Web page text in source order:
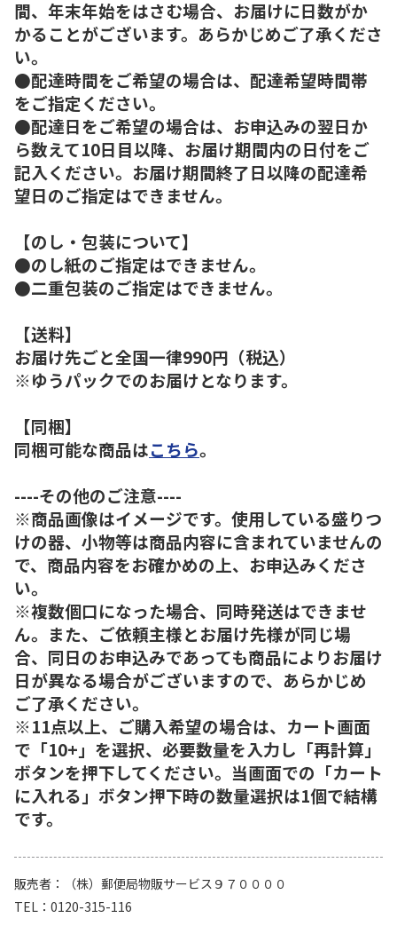
間、年末年始をはさむ場合、お届けに日数がか
かることがございます。あらかじめご了承くださ
い。
●配達時間をご希望の場合は、配達希望時間帯
をご指定ください。
●配達日をご希望の場合は、お申込みの翌日か
ら数えて10日目以降、お届け期間内の日付をご
記入ください。お届け期間終了日以降の配達希
望日のご指定はできません。
【のし・包装について】
●のし紙のご指定はできません。
●二重包装のご指定はできません。
【送料】
お届け先ごと全国一律990円（税込）
※ゆうパックでのお届けとなります。
【同梱】
同梱可能な商品はこちら。
----その他のご注意----
※商品画像はイメージです。使用している盛りつ
けの器、小物等は商品内容に含まれていませんの
で、商品内容をお確かめの上、お申込みくださ
い。
※複数個口になった場合、同時発送はできませ
ん。また、ご依頼主様とお届け先様が同じ場
合、同日のお申込みであっても商品によりお届け
日が異なる場合がございますので、あらかじめ
ご了承ください。
※11点以上、ご購入希望の場合は、カート画面
で「10+」を選択、必要数量を入力し「再計算」
ボタンを押下してください。当画面での「カート
に入れる」ボタン押下時の数量選択は1個で結構
です。
販売者
（株）郵便局物販サービス９７００００
TEL
0120-315-116